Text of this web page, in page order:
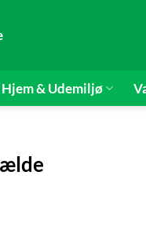
Hjem & Udemiljø